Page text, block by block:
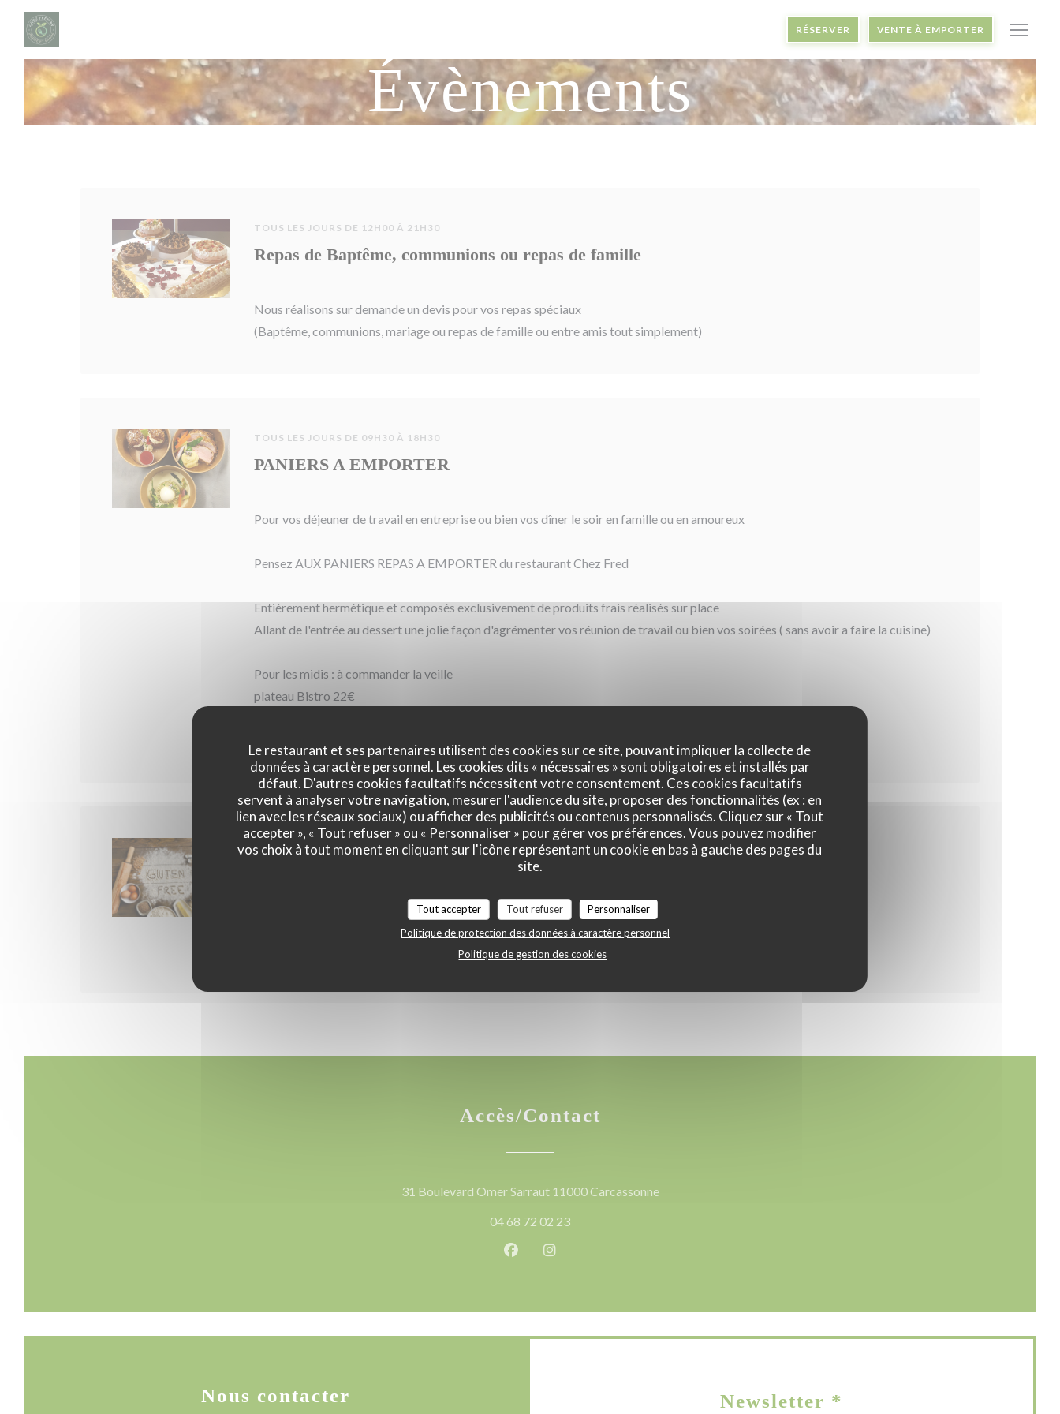
Personnalisation de vos choix en matière de cookies
Le restaurant et ses partenaires utilisent des cookies sur ce site, pouvant impliquer la collecte de
données à caractère personnel. Les cookies dits « nécessaires » sont obligatoires et installés par
défaut. D'autres cookies facultatifs nécessitent votre consentement. Ces cookies facultatifs
servent à analyser votre navigation, mesurer l'audience du site, proposer des fonctionnalités (ex : en
lien avec les réseaux sociaux) ou afficher des publicités ou contenus personnalisés. Cliquez sur « Tout
accepter », « Tout refuser » ou « Personnaliser » pour gérer vos préférences. Vous pouvez modifier
vos choix à tout moment en cliquant sur l'icône représentant un cookie en bas à gauche des pages du
site.
Tout accepter Tout refuser
Personnaliser
Politique de protection des données à caractère personnel
Politique de gestion des cookies
RÉSERVER VENTE À EMPORTER
Évènements
TOUS LES JOURS DE 12H00 À 21H30
Repas de Baptême, communions ou repas de famille
Nous réalisons sur demande un devis pour vos repas spéciaux
(Baptême, communions, mariage ou repas de famille ou entre amis tout simplement)
TOUS LES JOURS DE 09H30 À 18H30
PANIERS A EMPORTER
Pour vos déjeuner de travail en entreprise ou bien vos dîner le soir en famille ou en amoureux
Pensez AUX PANIERS REPAS A EMPORTER du restaurant Chez Fred
Entièrement hermétique et composés exclusivement de produits frais réalisés sur place
Allant de l'entrée au dessert une jolie façon d'agrémenter vos réunion de travail ou bien vos soirées ( sans avoir a faire la cuisine)
Pour les midis : à commander la veille
plateau Bistro 22€
TOUS LES JOURS DE 12H00 À 21H30
L'ensemble de nos recettes "sans gluten" sont indiquées sur notre carte avec *
L'ensemble de nos sauces sont sans gluten
Accès/Contact
31 Boulevard Omer Sarraut 11000 Carcassonne((ouvre une nouvelle fenêtre))
04 68 72 02 23
Facebook ((ouvre une nouvelle fenêtre))
Instagram ((ouvre une nouvelle fenêtre))
Nous contacter Newsletter *